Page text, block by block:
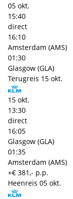
05 okt.
15:40
direct
16:10
Amsterdam (AMS)
01:30
Glasgow (GLA)
Terugreis 15 okt.
15 okt.
13:30
direct
16:05
Glasgow (GLA)
01:35
Amsterdam (AMS)
+€ 381,- p.p.
Heenreis 05 okt.